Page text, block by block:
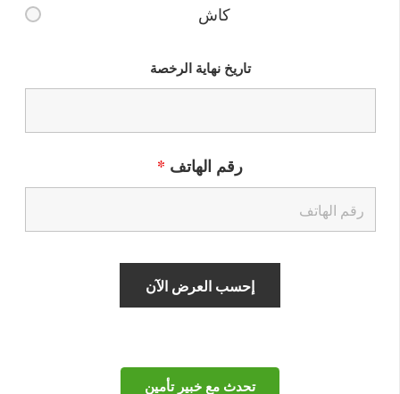
كاش
تاريخ نهاية الرخصة
رقم الهاتف *
تحدث مع خبير تأمين